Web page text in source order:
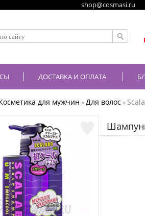
shop@cosmasi.ru
ДОСТАВКА И ОПЛАТА
для мужчин »Для волос »